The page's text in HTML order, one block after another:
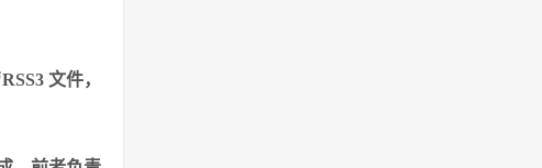
文件，